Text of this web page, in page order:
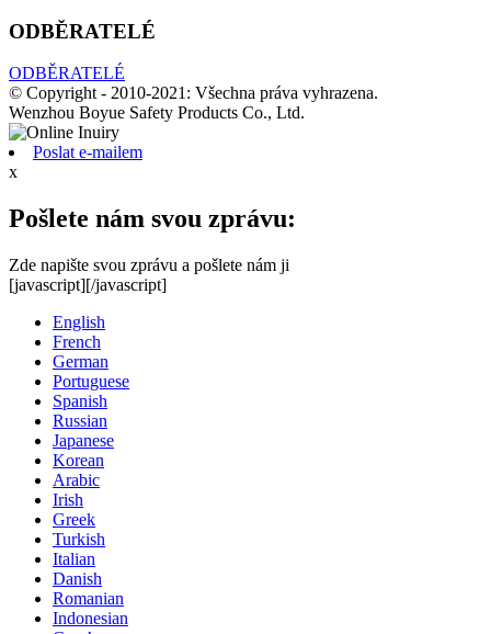
ODBĚRATELÉ
ODBĚRATELÉ
© Copyright - 2010-2021: Všechna práva vyhrazena.
Wenzhou Boyue Safety Products Co., Ltd.
Poslat e-mailem
x
Pošlete nám svou zprávu:
Zde napište svou zprávu a pošlete nám ji
[javascript][/javascript]
English
French
German
Portuguese
Spanish
Russian
Japanese
Korean
Arabic
Irish
Greek
Turkish
Italian
Danish
Romanian
Indonesian